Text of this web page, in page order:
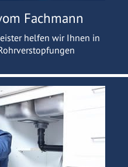
Fachmann
helfen wir Ihnen in